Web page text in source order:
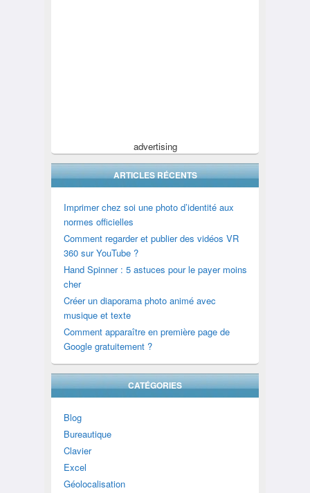
advertising
ARTICLES RÉCENTS
Imprimer chez soi une photo d’identité aux
normes officielles
Comment regarder et publier des vidéos VR
360 sur YouTube ?
Hand Spinner : 5 astuces pour le payer moins
cher
Créer un diaporama photo animé avec
musique et texte
Comment apparaître en première page de
Google gratuitement ?
CATÉGORIES
Blog
Bureautique
Clavier
Excel
Géolocalisation